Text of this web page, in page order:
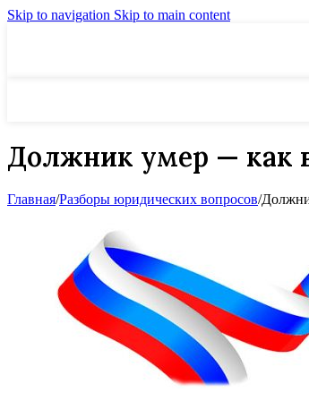
Skip to navigation Skip to main content
Должник умер — как
Главная/Разборы юридических вопросов/